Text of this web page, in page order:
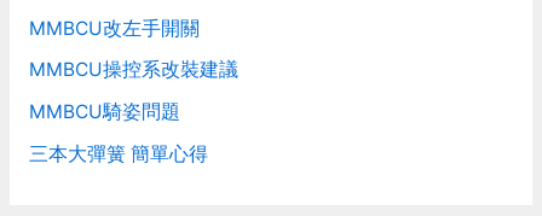
MMBCU改左手開關
MMBCU操控系改裝建議
MMBCU騎姿問題
三本大彈簧 簡單心得